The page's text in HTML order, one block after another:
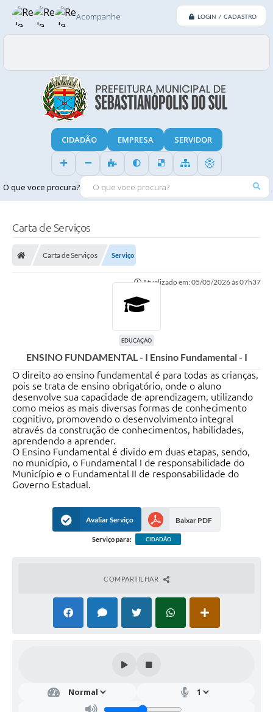
LOGIN / CADASTRO
O que voce procura?
Acompanhe
CIDADÃO EMPRESA SERVIDOR
Carta de Serviços
Carta de Serviços Serviço
Atualizado em: 05/05/2026 às 07h37
EDUCAÇÃO
ENSINO FUNDAMENTAL - I Ensino Fundamental - I
O direito ao ensino fundamental é para todas as crianças,
pois se trata de ensino obrigatório, onde o aluno
desenvolve sua capacidade de aprendizagem, utilizando
como meios as mais diversas formas de conhecimento
cognitivo, promovendo o desenvolvimento integral
através da construção de conhecimentos, habilidades,
aprendendo a aprender.
O Ensino Fundamental é divido em duas etapas, sendo,
no município, o Fundamental I de responsabilidade do
Município e o Fundamental II de responsabilidade do
Governo Estadual.
Avaliar Serviço Baixar PDF
Serviço para: CIDADÃO
COMPARTILHAR